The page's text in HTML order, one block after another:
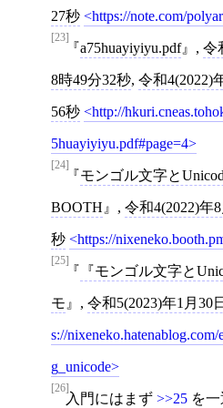
27秒 https://note.com/
[23]
a75huayiyiyu.pdf , 令
8時49分32秒, 令和4(2022)
56秒 http://
5huayiyiyu.pdf#page=4
[24]
モンゴル文字と
BOOTH , 令和4(2022)年
秒 https://
[25]
『モンゴル文字と
モ , 令和5(2023)年1月30
s://
g_unicode
[26]
入門にはまず >>25 を